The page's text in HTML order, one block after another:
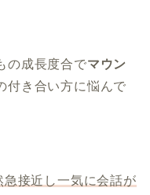
の成長度合でマウン
付き合い方に悩んで
急接近し一気に会話が